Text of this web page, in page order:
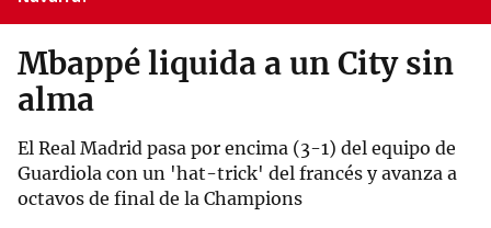
Mbappé liquida a un City sin
alma
El Real Madrid pasa por encima (3-1) del equipo de
Guardiola con un 'hat-trick' del francés y avanza a
octavos de final de la Champions